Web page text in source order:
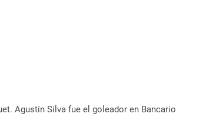
Agustín Silva fue el goleador en Bancario